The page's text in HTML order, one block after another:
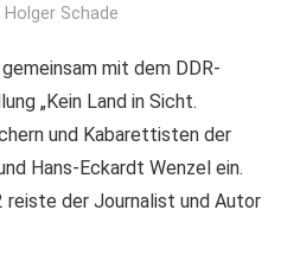
Holger Schade
mit dem DDR-
„Kein Land in Sicht.
und Kabarettisten der
Hans-Eckardt Wenzel ein.
reiste der Journalist und Autor